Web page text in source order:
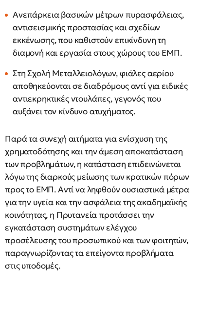
Ανεπάρκεια βασικών μέτρων πυρασφάλειας,
αντισεισμικής προστασίας και σχεδίων
εκκένωσης, που καθιστούν επικίνδυνη τη
διαμονή και εργασία στους χώρους του ΕΜΠ.
Στη Σχολή Μεταλλειολόγων, φιάλες αερίου
αποθηκεύονται σε διαδρόμους αντί για ειδικές
αντιεκρηκτικές ντουλάπες, γεγονός που
αυξάνει τον κίνδυνο ατυχήματος.
Παρά τα συνεχή αιτήματα για ενίσχυση της
χρηματοδότησης και την άμεση αποκατάσταση
των προβλημάτων, η κατάσταση επιδεινώνεται
λόγω της διαρκούς μείωσης των κρατικών πόρων
προς το ΕΜΠ. Αντί να ληφθούν ουσιαστικά μέτρα
για την υγεία και την ασφάλεια της ακαδημαϊκής
κοινότητας, η Πρυτανεία προτάσσει την
εγκατάσταση συστημάτων ελέγχου
προσέλευσης του προσωπικού και των φοιτητών,
παραγνωρίζοντας τα επείγοντα προβλήματα
στις υποδομές.